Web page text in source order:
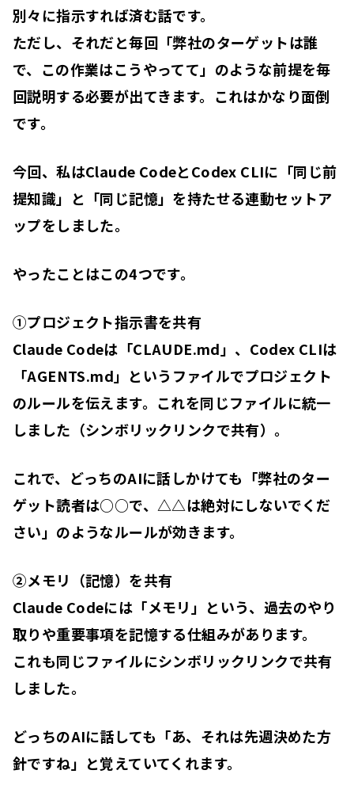
別々に指示すれば済む話です。
ただし、それだと毎回「弊社のターゲットは誰
で、この作業はこうやってて」のような前提を毎
回説明する必要が出てきます。これはかなり面倒
です。
今回、私はClaude CodeとCodex CLIに「同じ前
提知識」と「同じ記憶」を持たせる連動セットア
ップをしました。
やったことはこの4つです。
①プロジェクト指示書を共有
Claude Codeは「CLAUDE.md」、Codex CLIは
「AGENTS.md」というファイルでプロジェクト
のルールを伝えます。これを同じファイルに統一
しました（シンボリックリンクで共有）。
これで、どっちのAIに話しかけても「弊社のター
ゲット読者は○○で、△△は絶対にしないでくだ
さい」のようなルールが効きます。
②メモリ（記憶）を共有
Claude Codeには「メモリ」という、過去のやり
取りや重要事項を記憶する仕組みがあります。
これも同じファイルにシンボリックリンクで共有
しました。
どっちのAIに話しても「あ、それは先週決めた方
針ですね」と覚えていてくれます。